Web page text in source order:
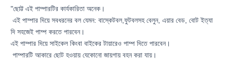
"ছোট্ট এই পাম্পারটির কার্যকারিতা অনেক।
এই পাম্পার দিয়ে সবধরনের বল যেমন: বাস্কেটবল,ফুটবলসহ বেলুন, এয়ার বেড, বোট ইত্যা
দি সহজেই পাম্প করতে পারবেন।
এই পাম্পার দিয়ে সাইকেল কিংবা বাইকের টায়ারেও পাম্প দিতে পারবেন।
পাম্পারটি আকারে ছোট হওয়ায় যেকোনো জায়গায় বহন করা যায়।